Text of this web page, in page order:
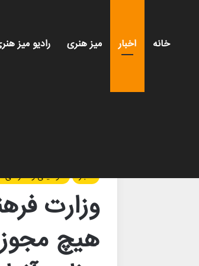
خانه اخبار میز هنری رادیو میز
اخبار
موسیقی و
​وزارت
هیچ